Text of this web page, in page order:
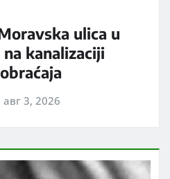
ulica u
kanalizaciji
авг 3, 2026